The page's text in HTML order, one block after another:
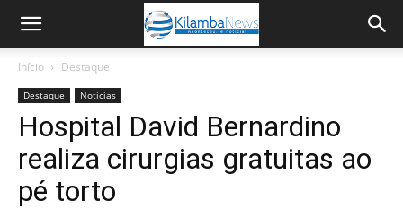
Início Destaque
Destaque Noticias
Hospital David Bernardino
realiza cirurgias gratuitas ao
pé torto